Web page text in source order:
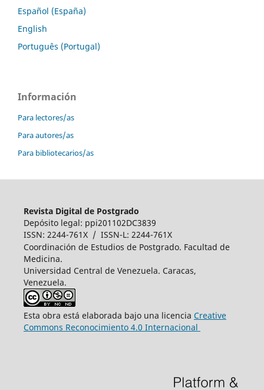
Español (España)
English
Português (Portugal)
Información
Para lectores/as
Para autores/as
Para bibliotecarios/as
Revista Digital de Postgrado
Depósito legal: ppi201102DC3839
ISSN: 2244-761X / ISSN-L: 2244-761X
Coordinación de Estudios de Postgrado. Facultad de
Medicina.
Universidad Central de Venezuela. Caracas,
Venezuela.
Esta obra está elaborada bajo una licencia Creative
Commons Reconocimiento 4.0 Internacional